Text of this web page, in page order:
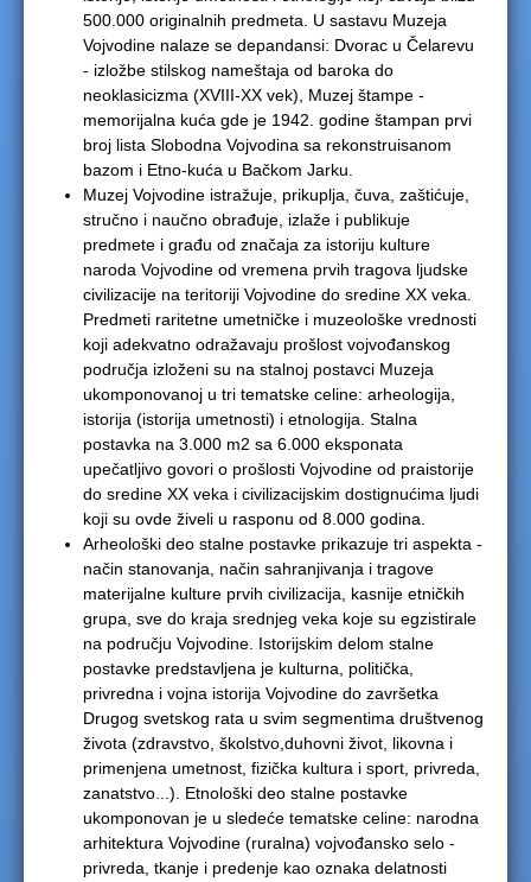
500.000 originalnih predmeta. U sastavu Muzeja
Vojvodine nalaze se depandansi: Dvorac u Čelarevu
- izložbe stilskog nameštaja od baroka do
neoklasicizma (XVIII-XX vek), Muzej štampe -
memorijalna kuća gde je 1942. godine štampan prvi
broj lista Slobodna Vojvodina sa rekonstruisanom
bazom i Etno-kuća u Bačkom Jarku.
Muzej Vojvodine istražuje, prikuplja, čuva, zaštićuje,
stručno i naučno obrađuje, izlaže i publikuje
predmete i građu od značaja za istoriju kulture
naroda Vojvodine od vremena prvih tragova ljudske
civilizacije na teritoriji Vojvodine do sredine XX veka.
Predmeti raritetne umetničke i muzeološke vrednosti
koji adekvatno odražavaju prošlost vojvođanskog
područja izloženi su na stalnoj postavci Muzeja
ukomponovanoj u tri tematske celine: arheologija,
istorija (istorija umetnosti) i etnologija. Stalna
postavka na 3.000 m2 sa 6.000 eksponata
upečatljivo govori o prošlosti Vojvodine od praistorije
do sredine XX veka i civilizacijskim dostignućima ljudi
koji su ovde živeli u rasponu od 8.000 godina.
Arheološki deo stalne postavke prikazuje tri aspekta -
način stanovanja, način sahranjivanja i tragove
materijalne kulture prvih civilizacija, kasnije etničkih
grupa, sve do kraja srednjeg veka koje su egzistirale
na području Vojvodine. Istorijskim delom stalne
postavke predstavljena je kulturna, politička,
privredna i vojna istorija Vojvodine do završetka
Drugog svetskog rata u svim segmentima društvenog
života (zdravstvo, školstvo,duhovni život, likovna i
primenjena umetnost, fizička kultura i sport, privreda,
zanatstvo...). Etnološki deo stalne postavke
ukomponovan je u sledeće tematske celine: narodna
arhitektura Vojvodine (ruralna) vojvođansko selo -
privreda, tkanje i predenje kao oznaka delatnosti